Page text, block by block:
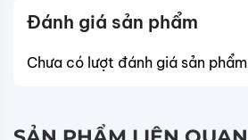
Đánh giá sản phẩm
Chưa có lượt đánh giá sản phẩm